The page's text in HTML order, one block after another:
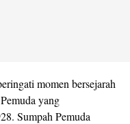
momen bersejarah
yang
Sumpah Pemuda